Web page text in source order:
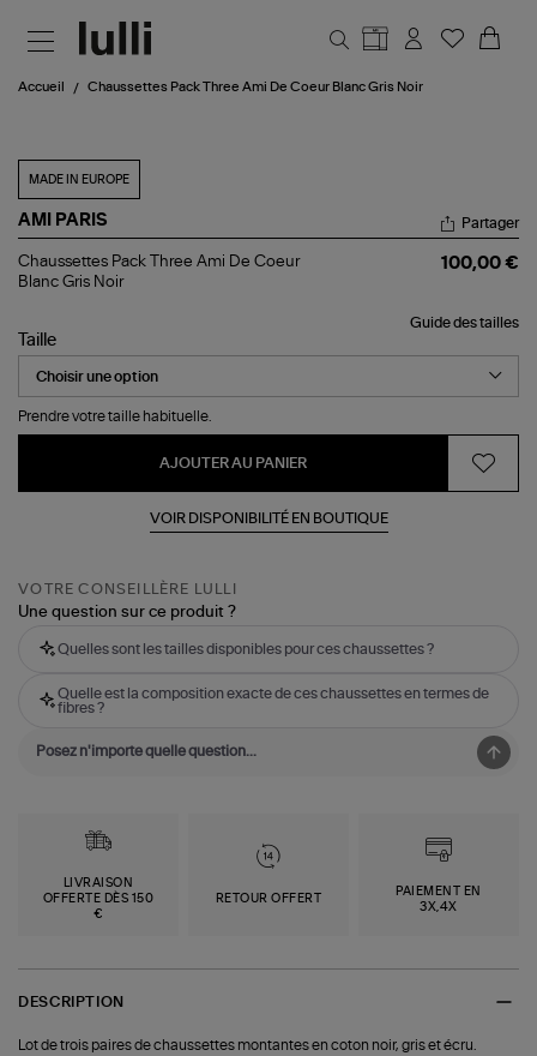
Accueil Chaussettes Pack Three Ami De Coeur Blanc Gris Noir
MADE IN EUROPE
AMI PARIS
Chaussettes
Pack
De
Coeur
Blanc
Noir
Partager
Chaussettes Pack Three Ami De Coeur
Blanc Gris Noir
100,00 €
Guide des tailles
Taille
Prendre votre taille habituelle.
AJOUTER AU PANIER
VOIR DISPONIBILITÉ EN BOUTIQUE
VOTRE CONSEILLÈRE LULLI
Une question sur ce produit ?
Quelles sont les tailles disponibles pour ces chaussettes ?
Quelle est la composition exacte de ces chaussettes en termes de
fibres ?
LIVRAISON
OFFERTE DÈS 150
€
RETOUR OFFERT
PAIEMENT EN
3X,4X
DESCRIPTION
Lot de trois paires de chaussettes montantes en coton noir, gris et écru.